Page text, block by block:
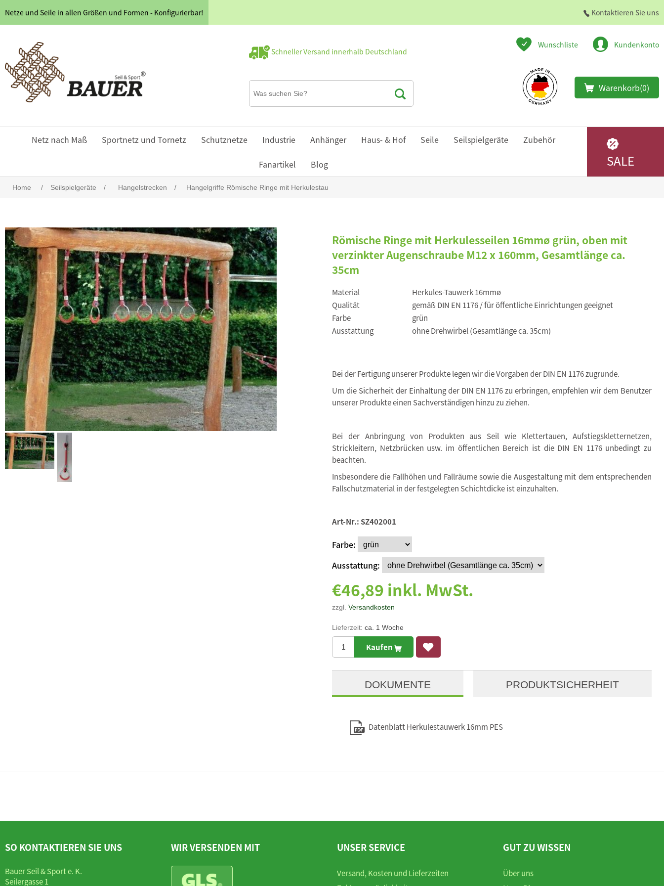
Netze und Seile in allen Größen und Formen - Konfigurierbar! Kontaktieren Sie uns
Schneller Versand innerhalb Deutschland
Wunschliste Kundenkonto
Warenkorb(0)
Netz nach Maß Sportnetz und Tornetz Schutznetze Industrie Anhänger Haus- & Hof Seile Seilspielgeräte Zubehör
Fanartikel Blog SALE
Home / Seilspielgeräte / Hangelstrecken / Hangelgriffe Römische Ringe mit Herkulestau
Römische Ringe mit Herkulesseilen 16mmø grün, oben mit
verzinkter Augenschraube M12 x 160mm, Gesamtlänge ca.
35cm
Material
Herkules-Tauwerk 16mmø
Qualität
gemäß DIN EN 1176 / für öffentliche Einrichtungen geeignet
Farbe
grün
Ausstattung
ohne Drehwirbel (Gesamtlänge ca. 35cm)
Bei der Fertigung unserer Produkte legen wir die Vorgaben der DIN EN 1176 zugrunde.
Um die Sicherheit der Einhaltung der DIN EN 1176 zu erbringen, empfehlen wir dem Benutzer
unserer Produkte einen Sachverständigen hinzu zu ziehen.
Bei der Anbringung von Produkten aus Seil wie Klettertauen, Aufstiegskletternetzen,
Strickleitern, Netzbrücken usw. im öffentlichen Bereich ist die DIN EN 1176 unbedingt zu
beachten.
Insbesondere die Fallhöhen und Fallräume sowie die Ausgestaltung mit dem entsprechenden
Fallschutzmaterial in der festgelegten Schichtdicke ist einzuhalten.
Art-Nr.: SZ402001
Farbe
Ausstattung
€46,89 inkl. MwSt.
zzgl. Versandkosten
Lieferzeit: ca. 1 Woche
Kaufen
DOKUMENTE PRODUKTSICHERHEIT
Datenblatt Herkulestauwerk 16mm PES
SO KONTAKTIEREN SIE UNS
Bauer Seil & Sport e. K.
Seilergasse 1
WIR VERSENDEN MIT UNSER SERVICE
Versand, Kosten und Lieferzeiten
GUT ZU WISSEN
Über uns